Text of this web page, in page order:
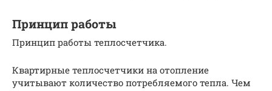
Принцип работы
Принцип работы теплосчетчика.
Квартирные теплосчетчики на отопление
учитывают количество потребляемого тепла. Чем